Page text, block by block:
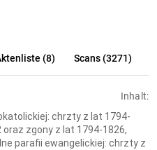
(8) Scans (3271)
Inhalt:
chrzty z lat 1794-
oraz zgony z lat 1794-1826,
parafii ewangelickiej: chrzty z